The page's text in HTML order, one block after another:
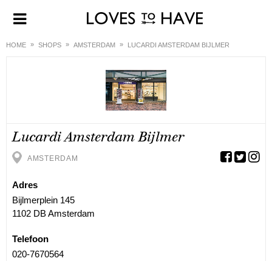
HOME SHOPS AMSTERDAM LUCARDI AMSTERDAM BIJLMER
Lucardi Amsterdam Bijlmer
AMSTERDAM
Adres
Bijlmerplein 145
1102 DB Amsterdam
Telefoon
020-7670564